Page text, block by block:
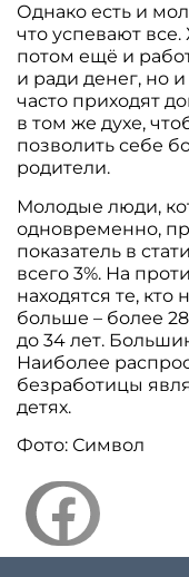
Однако есть и
что успевают все.
потом ещё и
и ради денег, но
часто приходят
в том же духе,
позволить себе
родители.
Молодые люди,
одновременно,
показатель в
всего 3%. На
находятся те, кто
больше – более
до 34 лет.
Наиболее
безработицы
детях.
Фото: Символ